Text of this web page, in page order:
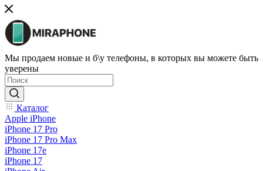
Мы продаем новые и б\у телефоны, в которых вы можете быть
уверены
Каталог
Apple iPhone
iPhone 17 Pro
iPhone 17 Pro Max
iPhone 17e
iPhone 17